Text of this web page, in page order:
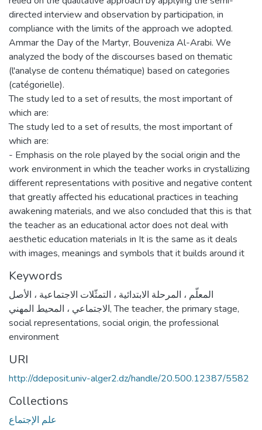
directed interview and observation by participation, in
compliance with the limits of the approach we adopted.
Ammar the Day of the Martyr, Bouveniza Al-Arabi. We
analyzed the body of the discourses based on thematic
(l'analyse de contenu thématique) based on categories
(catégorielle).
The study led to a set of results, the most important of
which are:
The study led to a set of results, the most important of
which are:
- Emphasis on the role played by the social origin and the
work environment in which the teacher works in crystallizing
different representations with positive and negative content
that greatly affected his educational practices in teaching
awakening materials, and we also concluded that this is that
the teacher as an educational actor does not deal with
aesthetic education materials in It is the same as it deals
with images, meanings and symbols that it builds around it
Keywords
المعلّم ، المرحلة الابتدائية ، التمثّلات الاجتماعية ، الأصل
الاجتماعي ، المحيط المهني,The teacher, the primary stage,
social representations, social origin, the professional
environment
URI
http://ddeposit.univ-alger2.dz/handle/20.500.12387/5582
Collections
علم الإجتماع